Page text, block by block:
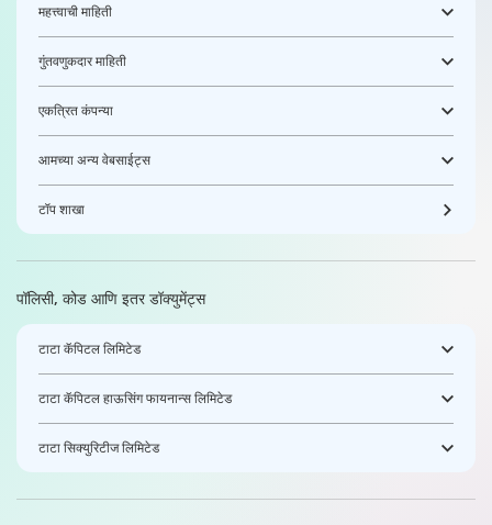
महत्त्वाची माहिती
गुंतवणुकदार माहिती
एकत्रित कंपन्या
आमच्या अन्य वेबसाईट्स
टॉप शाखा
पॉलिसी, कोड आणि इतर डॉक्युमेंट्स
टाटा कॅपिटल लिमिटेड
टाटा कॅपिटल हाऊसिंग फायनान्स लिमिटेड
टाटा सिक्युरिटीज लिमिटेड